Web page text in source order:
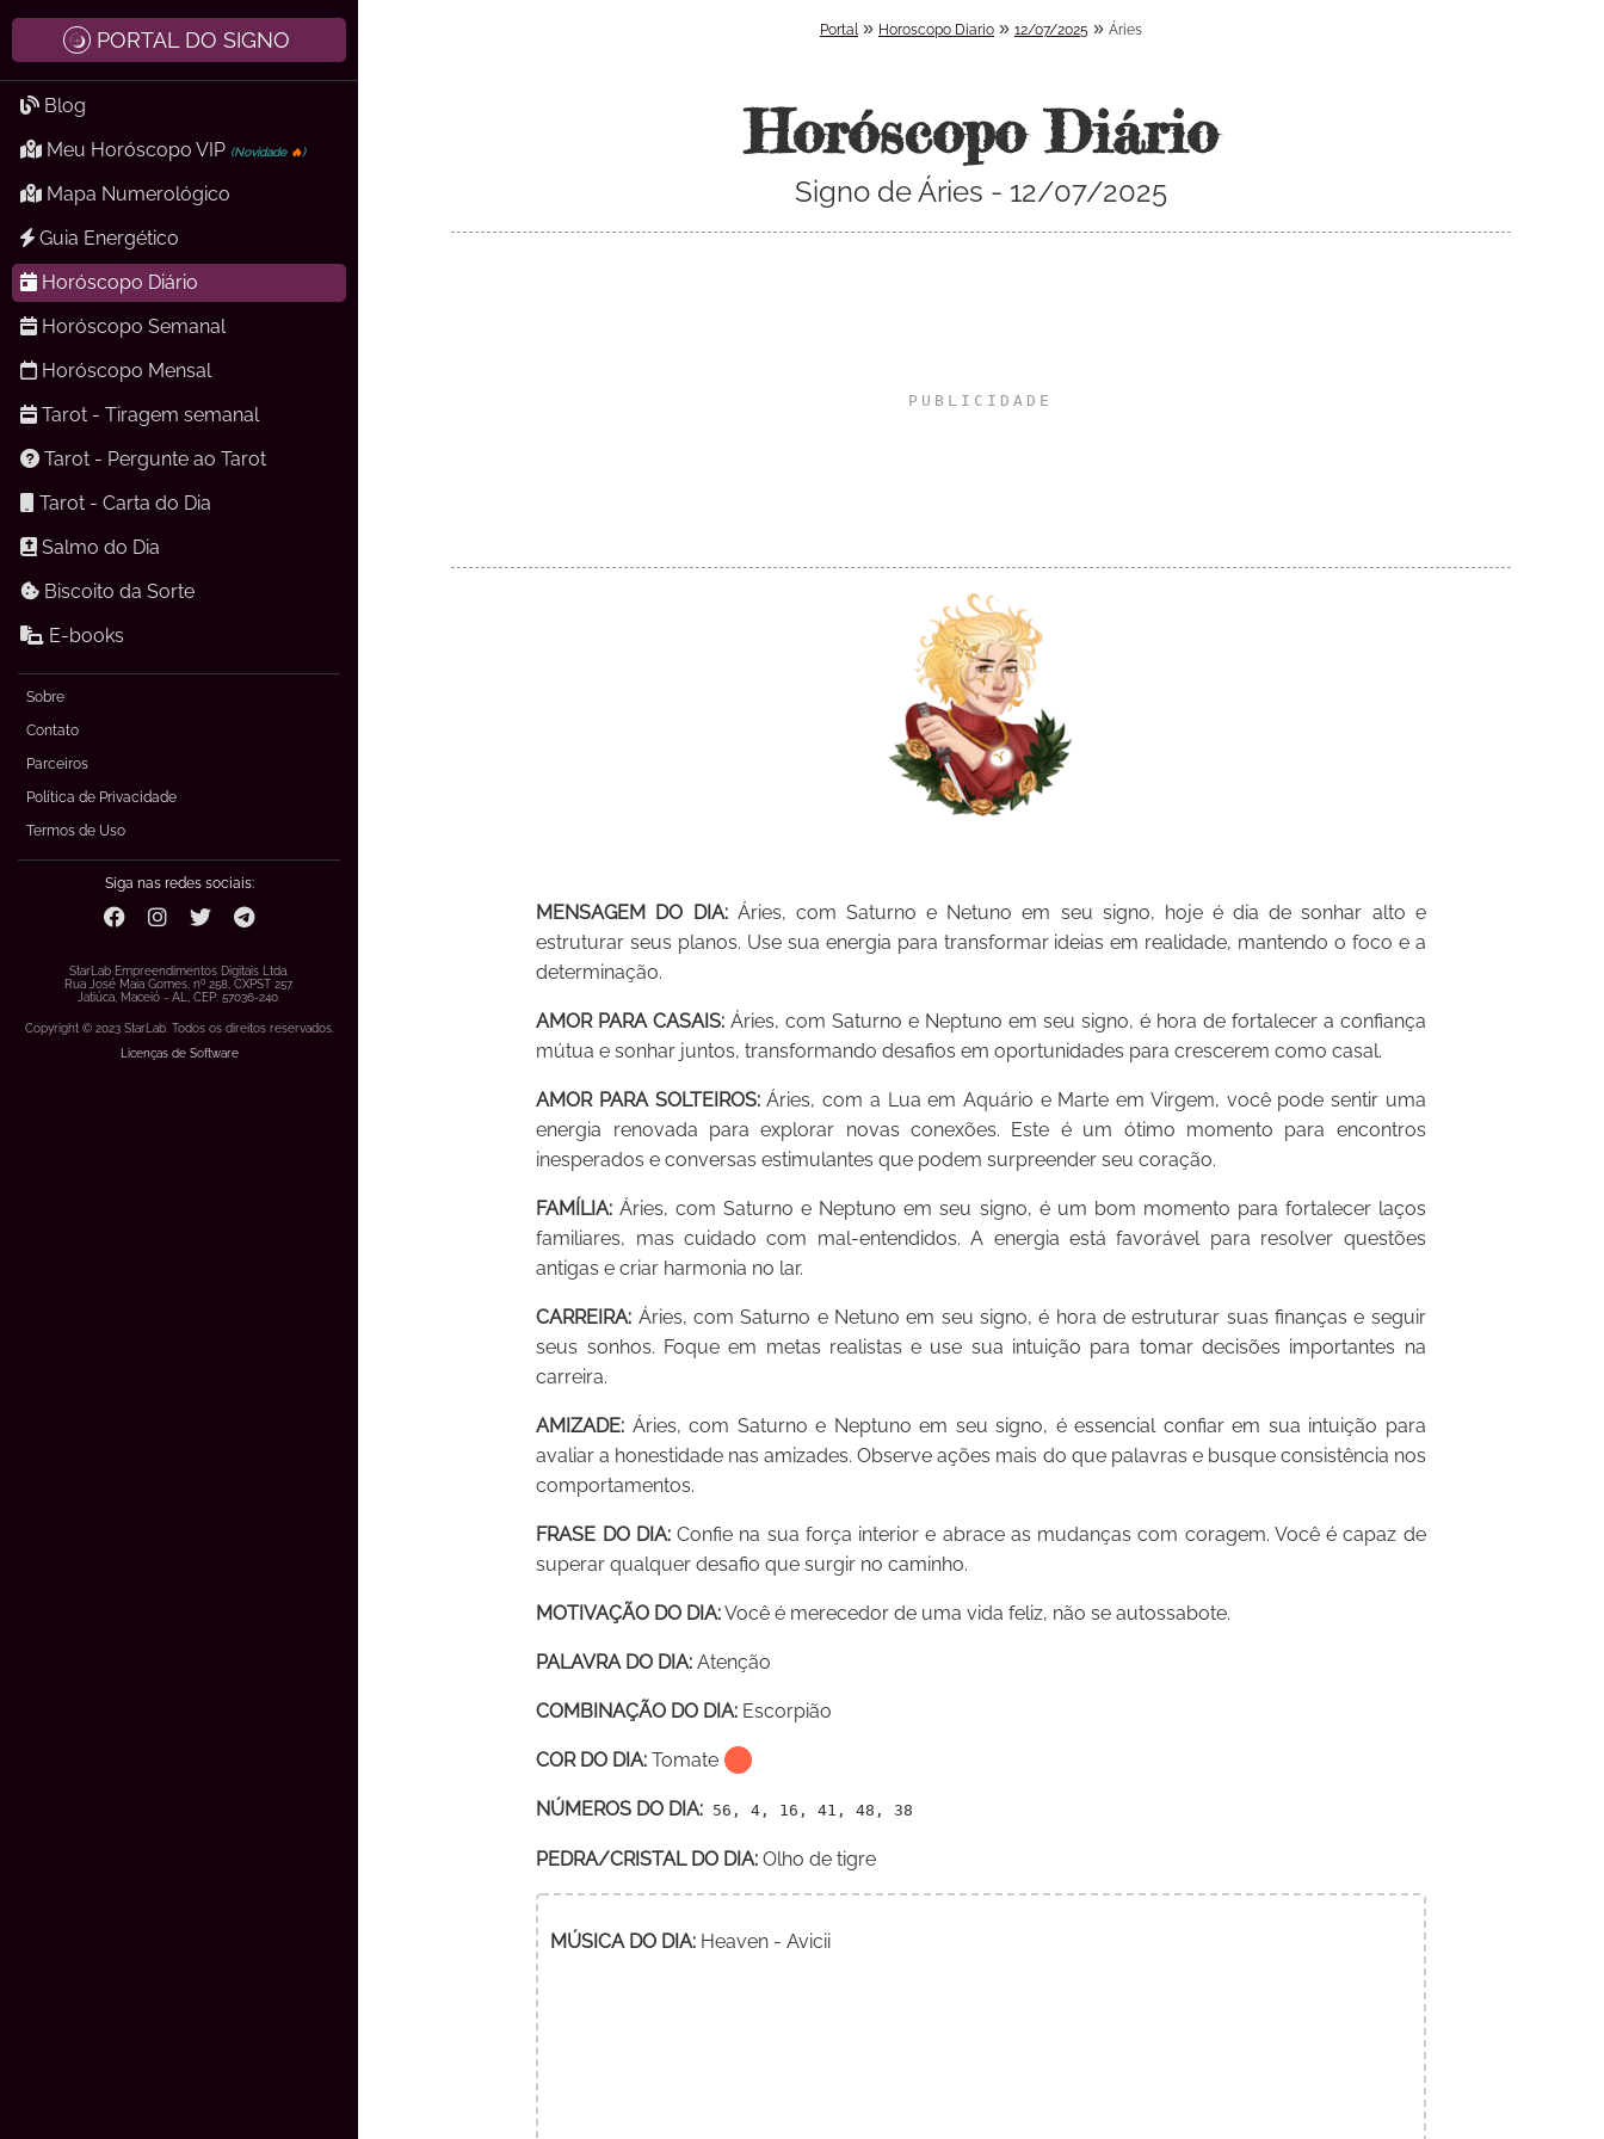
PORTAL DO SIGNO
Blog
Meu Horóscopo VIP (Novidade 🔥)
Mapa Numerológico
Guia Energético
Horóscopo Diário
Horóscopo Semanal
Horóscopo Mensal
Tarot - Tiragem semanal
Tarot - Pergunte ao Tarot
Tarot - Carta do Dia
Salmo do Dia
Biscoito da Sorte
E-books
Sobre
Contato
Parceiros
Política de Privacidade
Termos de Uso
Siga nas redes sociais:
StarLab Empreendimentos Digitais Ltda.
Rua José Maia Gomes, nº 258, CXPST 257.
Jatiúca, Maceió - AL, CEP: 57036-240.
Copyright © 2023 StarLab. Todos os direitos reservados.
Licenças de Software
Portal » Horoscopo Diario » 12/07/2025 » Áries
Horóscopo Diário
Signo de Áries - 12/07/2025
MENSAGEM DO DIA:Áries, com Saturno e Netuno em seu signo, hoje é dia de sonhar alto e
estruturar seus planos. Use sua energia para transformar ideias em realidade, mantendo o foco e a
determinação.
AMOR PARA CASAIS: Áries, com Saturno e Neptuno em seu signo, é hora de fortalecer a confiança
mútua e sonhar juntos, transformando desafios em oportunidades para crescerem como casal.
AMOR PARA SOLTEIROS:Áries, com a Lua em Aquário e Marte em Virgem, você pode sentir uma
energia renovada para explorar novas conexões. Este é um ótimo momento para encontros
inesperados e conversas estimulantes que podem surpreender seu coração.
FAMÍLIA: Áries, com Saturno e Neptuno em seu signo, é um bom momento para fortalecer laços
familiares, mas cuidado com mal-entendidos. A energia está favorável para resolver questões
antigas e criar harmonia no lar.
CARREIRA: Áries, com Saturno e Netuno em seu signo, é hora de estruturar suas finanças e seguir
seus sonhos. Foque em metas realistas e use sua intuição para tomar decisões importantes na
carreira.
AMIZADE: Áries, com Saturno e Neptuno em seu signo, é essencial confiar em sua intuição para
avaliar a honestidade nas amizades. Observe ações mais do que palavras e busque consistência nos
comportamentos.
FRASE DO DIA:Confie na sua força interior e abrace as mudanças com coragem. Você é capaz de
superar qualquer desafio que surgir no caminho.
MOTIVAÇÃO DO DIA:Você é merecedor de uma vida feliz, não se autossabote.
PALAVRA DO DIA: Atenção
COMBINAÇÃO DO DIA: Escorpião
COR DO DIA: Tomate
NÚMEROS DO DIA: 56, 4, 16, 41, 48, 38
PEDRA/CRISTAL DO DIA: Olho de tigre
MÚSICA DO DIA: Heaven - Avicii